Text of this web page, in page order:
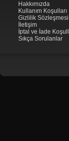
Hakkımızda
Kullanım Koşulları
Gizlilik Sözleşmesi
İletişim
İptal ve İade
Sıkça Sorulanlar